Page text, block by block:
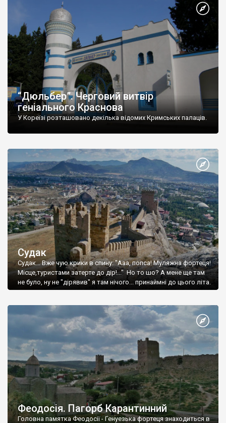
“Дюльбер”. Черговий витвір
геніального Краснова
У Кореїзі розташовано декілька відомих Кримських палаців.
Судак
Судак... Вже чую крики в спину: "Ааа, попса! Муляжна фортеця!
Місце,туристами затерте до дір!..." Но то шо? А мене ще там
не було, ну не "дірявив" я там нічого... принаймні до цього літа.
Феодосія. Пагорб Карантинний
Головна памятка Феодосії - Генуезька фортеця знаходиться в